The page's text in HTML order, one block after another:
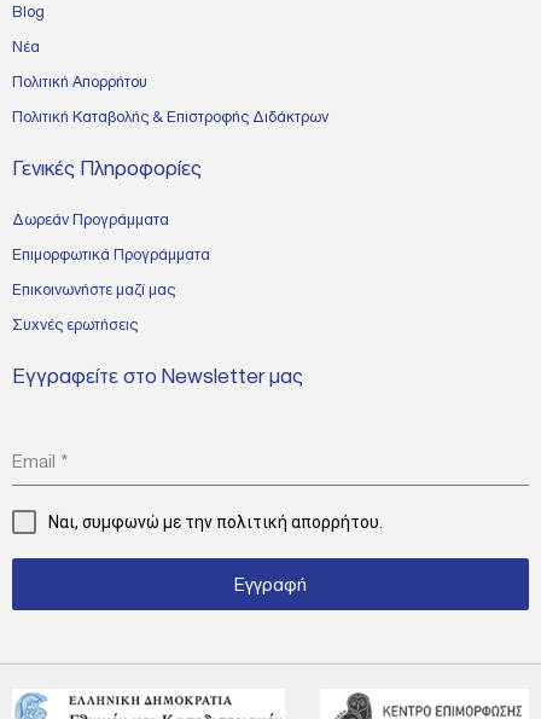
Blog
Νέα
Πολιτική Απορρήτου
Πολιτική Καταβολής & Επιστροφής Διδάκτρων
Γενικές Πληροφορίες
Δωρεάν Προγράμματα
Επιμορφωτικά Προγράμματα
Επικοινωνήστε μαζί μας
Συχνές ερωτήσεις
Εγγραφείτε στο Newsletter μας
Email *
Ναι, συμφωνώ με την πολιτική απορρήτου.
Εγγραφή